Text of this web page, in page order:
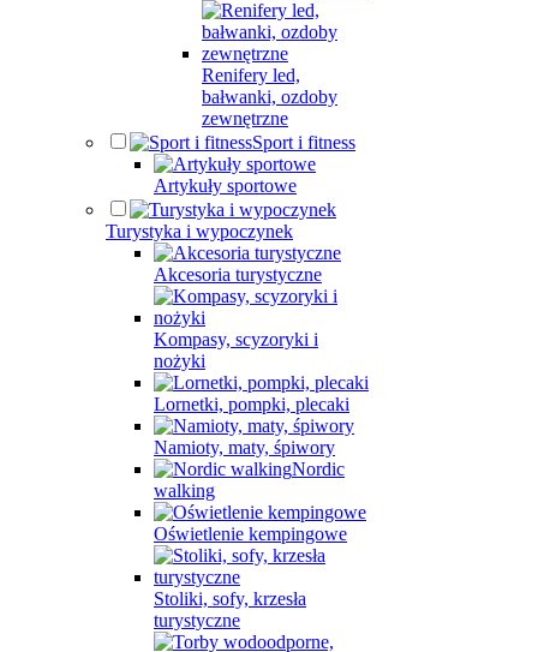
Renifery led,
bałwanki, ozdoby
zewnętrzne
Sport i fitness
Artykuły sportowe
Turystyka i wypoczynek
Akcesoria turystyczne
Kompasy, scyzoryki i
nożyki
Lornetki, pompki, plecaki
Namioty, maty, śpiwory
Nordic
walking
Oświetlenie kempingowe
Stoliki, sofy, krzesła
turystyczne